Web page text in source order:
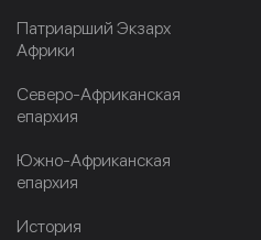
Патриарший Экзарх
Африки
Северо-Африканская
епархия
Южно-Африканская
епархия
История